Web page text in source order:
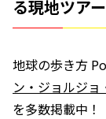
る現地ツアー
地球の歩き方
ン・ジョルジ
を多数掲載中！